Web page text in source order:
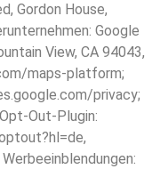
Gordon House,
Google
View, CA 94043,
maps-platform;
privacy;
Out-Plugin: